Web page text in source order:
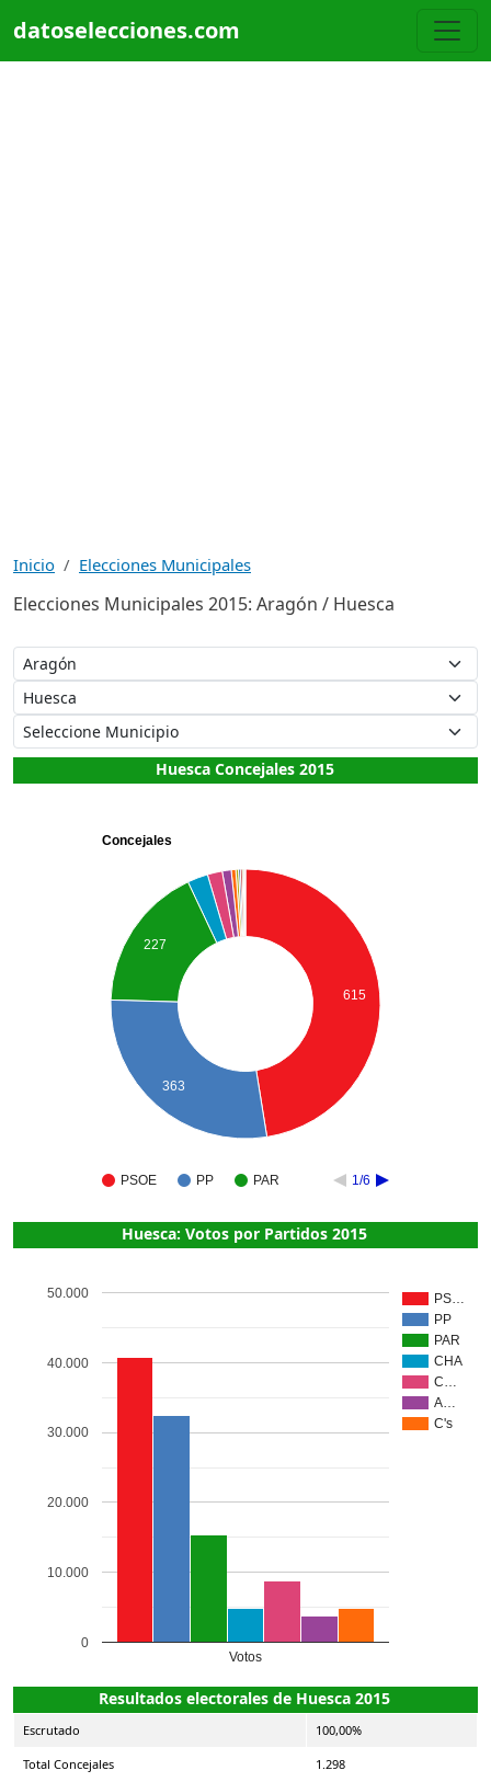
datoselecciones.com
Inicio Elecciones Municipales
Elecciones Municipales 2015: Aragón / Huesca
Huesca Concejales 2015
Concejales
PSOE PP PAR 1/6
615
227
363
Huesca: Votos por Partidos 2015
PS…
PP
PAR
CHA
C…
A…
C's
Votos
0
10.000
20.000
30.000
40.000
50.000
Resultados electorales de Huesca 2015
Escrutado 100,00%
Total Concejales 1.298